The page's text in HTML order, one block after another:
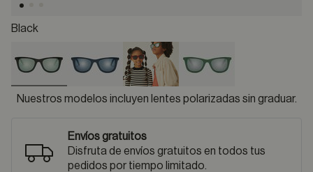
Black
selected
Nuestros modelos incluyen lentes polarizadas sin graduar.
Envíos gratuitos
Disfruta de envíos gratuitos en todos tus
pedidos por tiempo limitado.